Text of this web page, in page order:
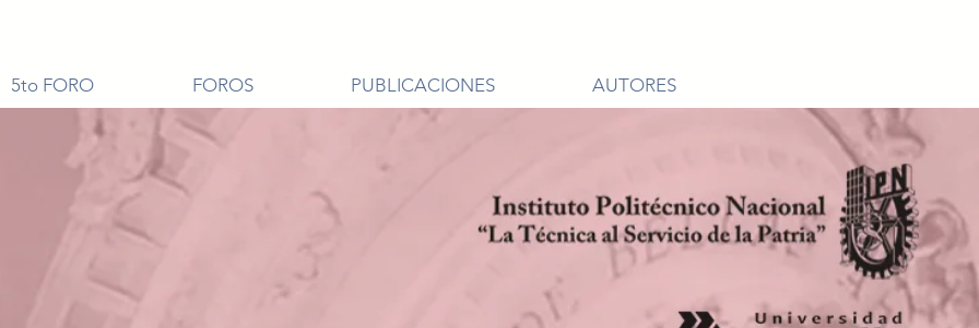
5to FORO FOROS PUBLICACIONES AUTORES